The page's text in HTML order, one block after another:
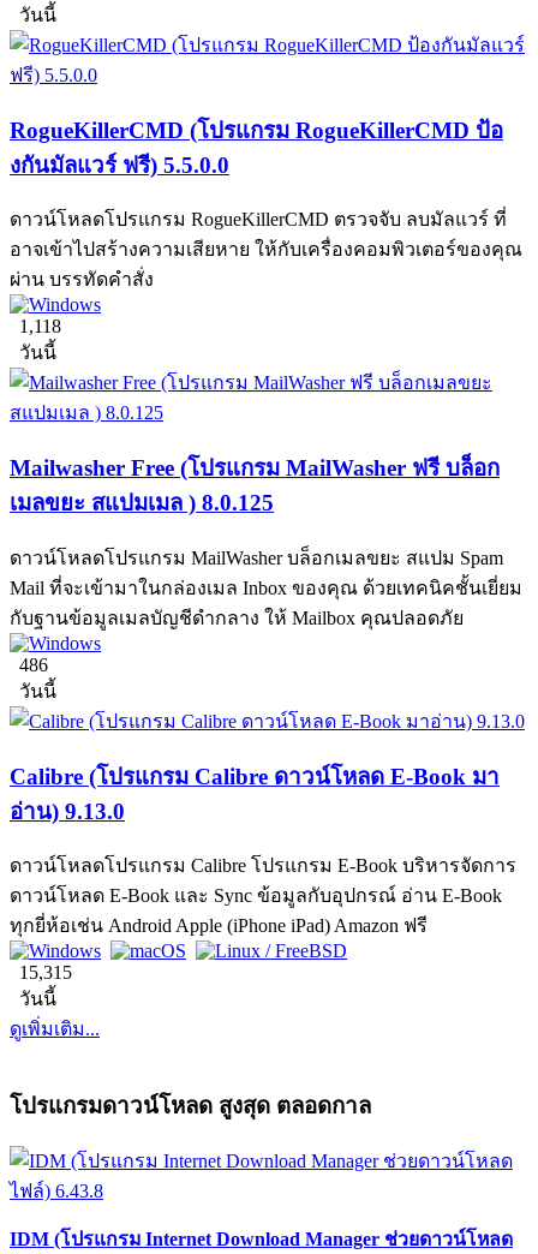
วันนี้
RogueKillerCMD (โปรแกรม RogueKillerCMD ป้อ
งกันมัลแวร์ ฟรี) 5.5.0.0
ดาวน์โหลดโปรแกรม RogueKillerCMD ตรวจจับ ลบมัลแวร์ ที่
อาจเข้าไปสร้างความเสียหาย ให้กับเครื่องคอมพิวเตอร์ของคุณ
ผ่าน บรรทัดคำสั่ง
1,118
วันนี้
Mailwasher Free (โปรแกรม MailWasher ฟรี บล็อก
เมลขยะ สแปมเมล ) 8.0.125
ดาวน์โหลดโปรแกรม MailWasher บล็อกเมลขยะ สแปม Spam
Mail ที่จะเข้ามาในกล่องเมล Inbox ของคุณ ด้วยเทคนิคชั้นเยี่ยม
กับฐานข้อมูลเมลบัญชีดำกลาง ให้ Mailbox คุณปลอดภัย
486
วันนี้
Calibre (โปรแกรม Calibre ดาวน์โหลด E-Book มา
อ่าน) 9.13.0
ดาวน์โหลดโปรแกรม Calibre โปรแกรม E-Book บริหารจัดการ
ดาวน์โหลด E-Book และ Sync ข้อมูลกับอุปกรณ์ อ่าน E-Book
ทุกยี่ห้อเช่น Android Apple (iPhone iPad) Amazon ฟรี
15,315
วันนี้
ดูเพิ่มเติม...
โปรแกรมดาวน์โหลด สูงสุด ตลอดกาล
IDM (โปรแกรม Internet Download Manager ช่วยดาวน์โหลด